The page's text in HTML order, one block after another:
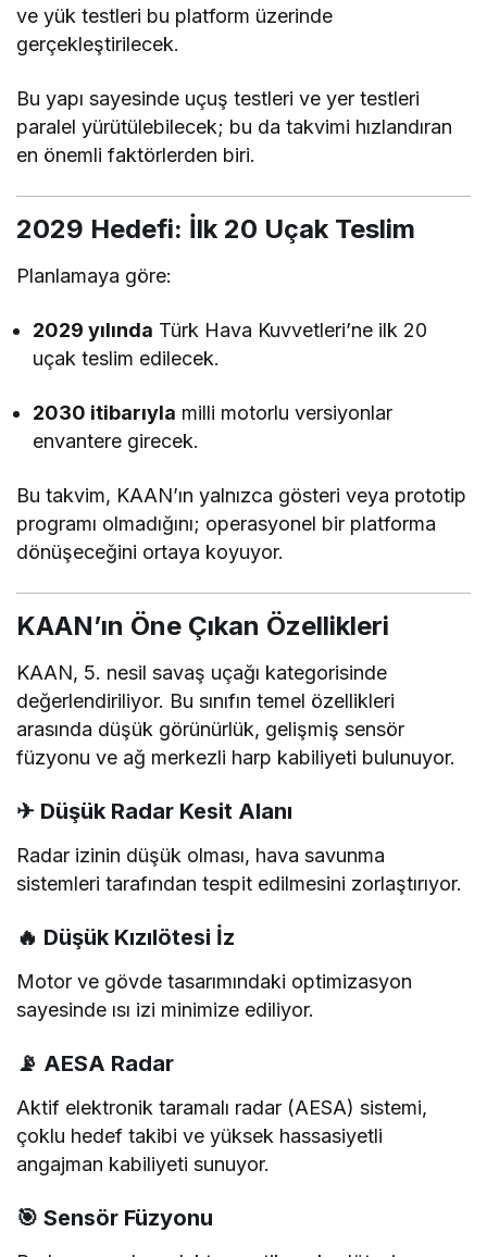
ve yük testleri bu platform üzerinde
gerçekleştirilecek.
Bu yapı sayesinde uçuş testleri ve yer testleri
paralel yürütülebilecek; bu da takvimi hızlandıran
en önemli faktörlerden biri.
2029 Hedefi: İlk 20 Uçak Teslim
Planlamaya göre:
2029 yılında Türk Hava Kuvvetleri’ne ilk 20
uçak teslim edilecek.
2030 itibarıyla milli motorlu versiyonlar
envantere girecek.
Bu takvim, KAAN’ın yalnızca gösteri veya prototip
programı olmadığını; operasyonel bir platforma
dönüşeceğini ortaya koyuyor.
KAAN’ın Öne Çıkan Özellikleri
KAAN, 5. nesil savaş uçağı kategorisinde
değerlendiriliyor. Bu sınıfın temel özellikleri
arasında düşük görünürlük, gelişmiş sensör
füzyonu ve ağ merkezli harp kabiliyeti bulunuyor.
✈ Düşük Radar Kesit Alanı
Radar izinin düşük olması, hava savunma
sistemleri tarafından tespit edilmesini zorlaştırıyor.
🔥 Düşük Kızılötesi İz
Motor ve gövde tasarımındaki optimizasyon
sayesinde ısı izi minimize ediliyor.
📡 AESA Radar
Aktif elektronik taramalı radar (AESA) sistemi,
çoklu hedef takibi ve yüksek hassasiyetli
angajman kabiliyeti sunuyor.
🎯 Sensör Füzyonu